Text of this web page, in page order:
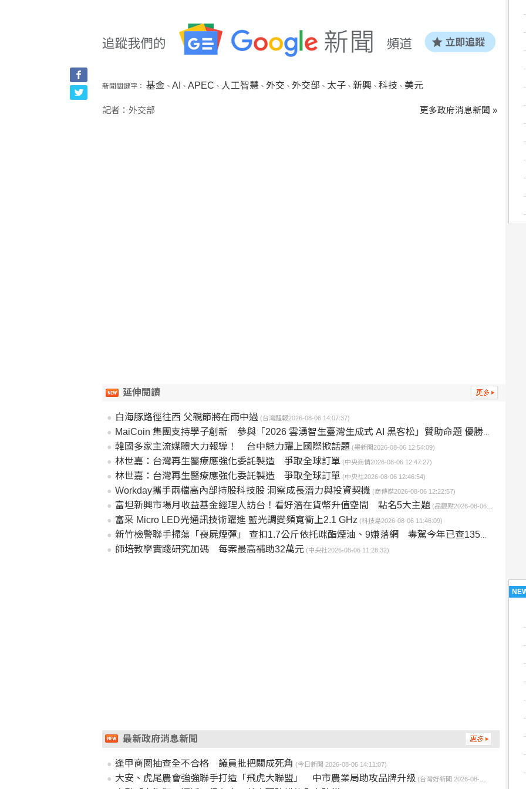
新聞關鍵字： 基金 、 AI 、 APEC 、 人工智慧 、 外交 、 外交部 、 太子、 新興、 科技 、 美元
記者：外交部 更多政府消息新聞 »
延伸閱讀
白海豚路徑往西 父親節將在雨中過 (台灣醒報2026-08-06 14:07:37)
MaiCoin 集團支持學子創新 參與「2026 雲湧智生臺灣生成式 AI 黑客松」贊助命題 優勝團隊打造個人化投資分析工具 展現 AI 升級金融科技應用潛力
韓國多家主流媒體大力報導！ 台中魅力躍上國際掀話題 (墨新聞2026-08-06 12:54:09)
林世嘉：台灣再生醫療應強化委託製造 爭取全球訂單 (中央商情2026-08-06 12:47:27)
林世嘉：台灣再生醫療應強化委託製造 爭取全球訂單 (中央社2026-08-06 12:46:54)
Workday攜手兩檔高內部持股科技股 洞察成長潛力與投資契機 (商傳媒2026-08-06 12:22:57)
富坦新興市場月收益基金經理人訪台！看好潛在貨幣升值空間 點名5大主題 (品觀點2026-08-06 12:10:43)
富采 Micro LED光通訊技術躍進 藍光調變頻寬衝上2.1 GHz (科技島2026-08-06 11:46:09)
新竹檢警聯手掃蕩「喪屍煙彈」 查扣1.7公斤依托咪酯煙油、9嫌落網 毒駕今年已查135件
師培教學實踐研究加碼 每案最高補助32萬元 (中央社2026-08-06 11:28:32)
最新政府消息新聞
逢甲商圈抽查全不合格 議員批把關成死角 (今日新聞 2026-08-06 14:11:07)
大安、虎尾農會強強聯手打造「飛虎大聯盟」 中市農業局助攻品牌升級 (台灣好新聞 2026-08-06 14:09:42)